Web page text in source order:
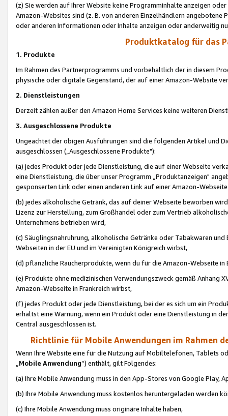
(z) Sie werden auf Ihrer Website keine Programminhalte anzeigen
Amazon-Websites sind (z. B. von anderen Einzelhändlern
oder anderen Informationen oder Inhalte anzeigen oder anderweitig
Produktkatalog für das
1. Produkte
Im Rahmen des Partnerprogramms und vorbehaltlich der in diesem
physische oder digitale Gegenstand, der auf einer Amazon-Website
2. Dienstleistungen
Derzeit zählen außer den Amazon Home Services keine weiteren
3. Ausgeschlossene Produkte
Ungeachtet der obigen Ausführungen sind die folgenden Artikel und
ausgeschlossen („Ausgeschlossene Produkte"):
(a) jedes Produkt oder jede Dienstleistung, die auf einer Webseite
eine Dienstleistung, die über unser Programm „Produktanzeigen"
gesponserten Link oder einen anderen Link auf einer Amazon-
(b) jedes alkoholische Getränk, das auf deiner Webseite beworben
Lizenz zur Herstellung, zum Großhandel oder zum Vertrieb
Unternehmens betrieben wird,
(c) Säuglingsnahruhrung, alkoholische Getränke oder Tabakwaren
Webseiten in der EU und im Vereinigten Königreich wirbst,
(d) pflanzliche Raucherprodukte, wenn du für die Amazon-Webseite in
(e) Produkte ohne medizinischen Verwendungszweck gemäß Anhang
Amazon-Webseite in Frankreich wirbst,
(f) jedes Produkt oder jede Dienstleistung, bei der es sich um ein
erhältst eine Warnung, wenn ein Produkt oder eine Dienstleistung in
Central ausgeschlossen ist.
Richtlinie für Mobile Anwendungen im Rahmen
Wenn Ihre Website eine für die Nutzung auf Mobiltelefonen, Tablets
„Mobile Anwendung“) enthält, gilt Folgendes:
(a) Ihre Mobile Anwendung muss in den App-Stores von Google Play,
(b) Ihre Mobile Anwendung muss kostenlos heruntergeladen werden
(c) Ihre Mobile Anwendung muss originäre Inhalte haben,